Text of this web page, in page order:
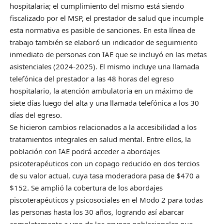
hospitalaria; el cumplimiento del mismo está siendo
fiscalizado por el MSP, el prestador de salud que incumple
esta normativa es pasible de sanciones. En esta línea de
trabajo también se elaboró un indicador de seguimiento
inmediato de personas con IAE que se incluyó en las metas
asistenciales (2024-2025). El mismo incluye una llamada
telefónica del prestador a las 48 horas del egreso
hospitalario, la atención ambulatoria en un máximo de
siete días luego del alta y una llamada telefónica a los 30
días del egreso.
Se hicieron cambios relacionados a la accesibilidad a los
tratamientos integrales en salud mental. Entre ellos, la
población con IAE podrá acceder a abordajes
psicoterapéuticos con un copago reducido en dos tercios
de su valor actual, cuya tasa moderadora pasa de $470 a
$152. Se amplió la cobertura de los abordajes
piscoterapéuticos y psicosociales en el Modo 2 para todas
las personas hasta los 30 años, logrando así abarcar